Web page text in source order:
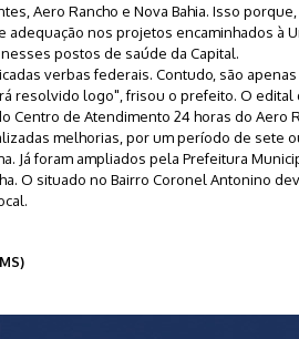
Aero Rancho e Nova Bahia. Isso
nos projetos encaminhados à
postos de saúde da Capital.
verbas federais. Contudo, são
resolvido logo", frisou o prefeito. O edital
Centro de Atendimento 24 horas do Aero
melhorias, por um período de sete
Já foram ampliados pela Prefeitura
O situado no Bairro Coronel Antonino